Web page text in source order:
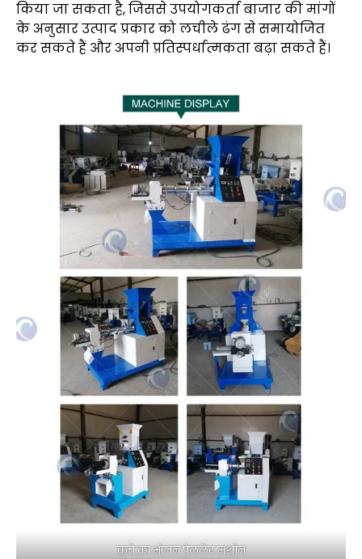
किया जा सकता है, जिससे उपयोगकर्ता बाजार की मांगों
के अनुसार उत्पाद प्रकार को लचीले ढंग से समायोजित
कर सकते हैं और अपनी प्रतिस्पर्धात्मकता बढ़ा सकते हैं।
कुत्ते का भोजन पेललेट मशीन